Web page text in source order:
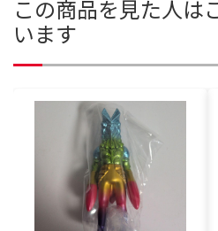
この商品を見た人は
います